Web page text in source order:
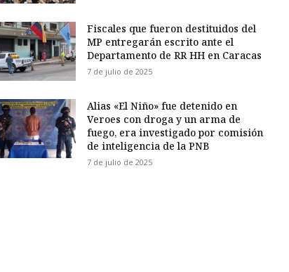
Fiscales que fueron destituidos del
MP entregarán escrito ante el
Departamento de RR HH en Caracas
7 de julio de 2025
Alias «El Niño» fue detenido en
Veroes con droga y un arma de
fuego, era investigado por comisión
de inteligencia de la PNB
7 de julio de 2025